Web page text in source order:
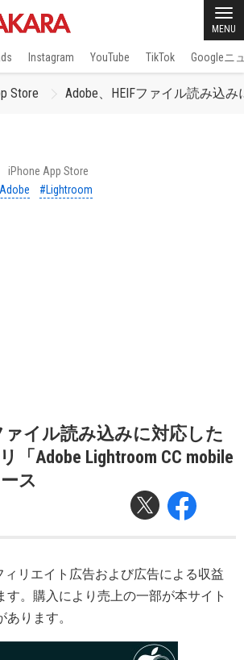
MENU
Instagram YouTube TikTok Googleニ
Store Adobe、HEIFファイル読み込
iPhone App Store
#Lightroom
ァイル読み込みに対応した
「Adobe Lightroom CC mobile
ス
リエイト広告および広告による収益
す。購入により売上の一部が本サイト
ります。